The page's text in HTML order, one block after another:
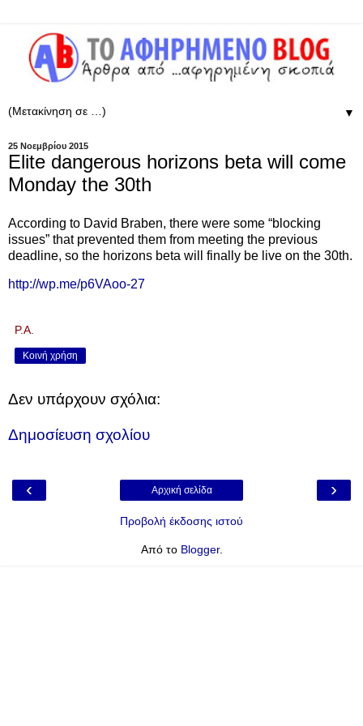
▼
25 Νοεμβρίου 2015
Elite dangerous horizons beta will come
Monday the 30th
According to David Braben, there were some “blocking
issues” that prevented them from meeting the previous
deadline, so the horizons beta will finally be live on the 30th.
http://wp.me/p6VAoo-27
P.A.
Κοινή χρήση
Δεν υπάρχουν σχόλια:
Δημοσίευση σχολίου
‹ ›
Αρχική σελίδα
Προβολή έκδοσης ιστού
Από το Blogger.